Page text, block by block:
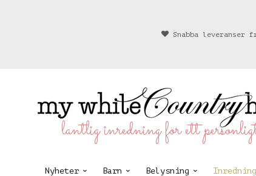
Snabba
lantlig inredning för ett
Nyheter Barn Belysning Inredning